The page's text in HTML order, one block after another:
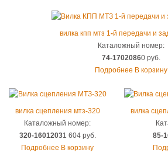
вилка кпп мтз 1-й передачи и
Каталожный номер:
74-17020860 руб.
Подробнее В корзину
вилка сцепления мтз-320
Каталожный номер:
320-16012031 604 руб.
Подробнее В корзину
вилка
85-